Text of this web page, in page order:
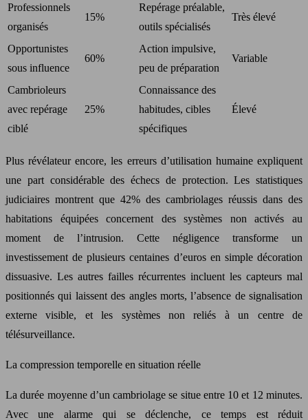
Professionnels
organisés
15%
Repérage préalable,
outils spécialisés
Très élevé
Opportunistes
sous influence
60%
Action impulsive,
peu de préparation
Variable
Cambrioleurs
avec repérage
ciblé
25%
Connaissance des
habitudes, cibles
spécifiques
Élevé
Plus révélateur encore, les erreurs d’utilisation humaine expliquent
une part considérable des échecs de protection. Les statistiques
judiciaires montrent que 42% des cambriolages réussis dans des
habitations équipées concernent des systèmes non activés au
moment de l’intrusion. Cette négligence transforme un
investissement de plusieurs centaines d’euros en simple décoration
dissuasive. Les autres failles récurrentes incluent les capteurs mal
positionnés qui laissent des angles morts, l’absence de signalisation
externe visible, et les systèmes non reliés à un centre de
télésurveillance.
La compression temporelle en situation réelle
La durée moyenne d’un cambriolage se situe entre 10 et 12 minutes.
Avec une alarme qui se déclenche, ce temps est réduit